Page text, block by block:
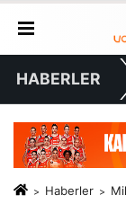
HABERLER
Haberler